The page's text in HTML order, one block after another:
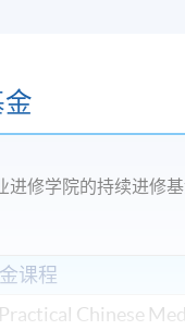
进修学院的持续进修
课程
Chinese